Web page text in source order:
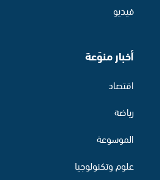
فيديو
أخبار منوّعة
اقتصاد
رياضة
الموسوعة
علوم وتكنولوجيا